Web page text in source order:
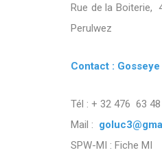
Rue de
Perulwez
Contact :
Tél : + 32 476 63 48
Mail :
SPW-MI : Fiche MI